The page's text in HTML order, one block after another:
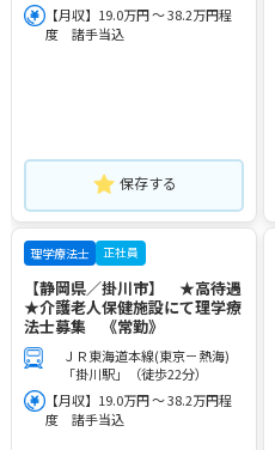
【月収】19.0万円 ～ 38.2万円程
度 諸手当込
保存する
理学療法士 正社員
【静岡県／掛川市】 ★高待遇
★介護老人保健施設にて理学療
法士募集 《常勤》
ＪＲ東海道本線(東京－熱海)
「掛川駅」（徒歩22分）
【月収】19.0万円 ～ 38.2万円程
度 諸手当込